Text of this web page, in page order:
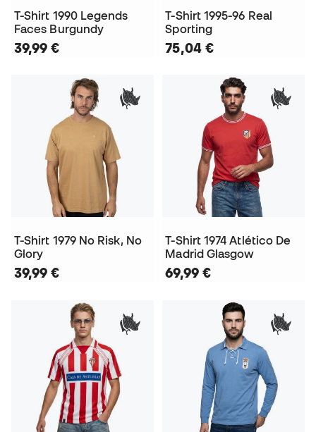
T-Shirt 1990 Legends
Faces Burgundy
39,99 €
T-Shirt 1995-96 Real
Sporting
75,04 €
T-Shirt 1979 No Risk, No
Glory
39,99 €
T-Shirt 1974 Atlético De
Madrid Glasgow
69,99 €